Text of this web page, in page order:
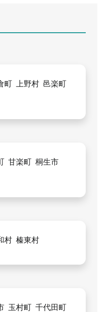
町 上野村 邑楽町
甘楽町 桐生市
村 榛東村
玉村町 千代田町